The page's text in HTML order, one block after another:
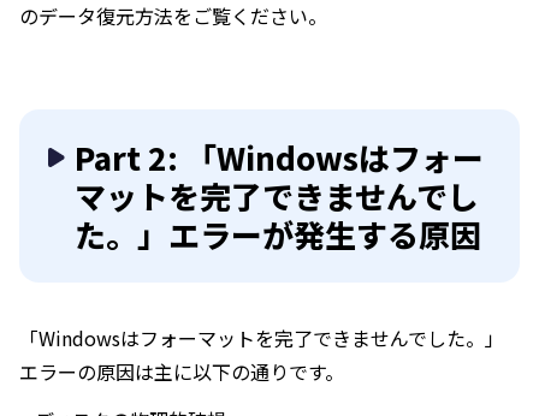
のデータ復元方法をご覧ください。
Part 2: 「Windowsはフォー
マットを完了できませんでし
た。」エラーが発生する原因
「Windowsはフォーマットを完了できませんでした。」
エラーの原因は主に以下の通りです。